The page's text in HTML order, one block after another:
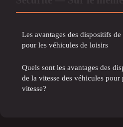
Les avantages des dispositifs
pour les véhicules de loisirs
Quels sont les avantages des
de la vitesse des véhicules pour
vitesse?